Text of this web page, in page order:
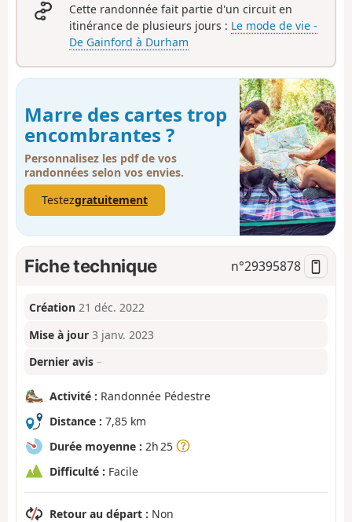
Cette randonnée fait partie d'un circuit en
itinérance de plusieurs jours : Le mode de vie -
De Gainford à Durham
Marre des cartes trop
encombrantes ?
Personnalisez les pdf de vos
randonnées selon vos envies.
Testezgratuitement
Fiche technique n°29395878
Création 21 déc. 2022
Mise à jour 3 janv. 2023
Dernier avis –
Activité : Randonnée Pédestre
Distance : 7,85 km
Durée moyenne : 2h 25
Difficulté : Facile
Retour au départ : Non